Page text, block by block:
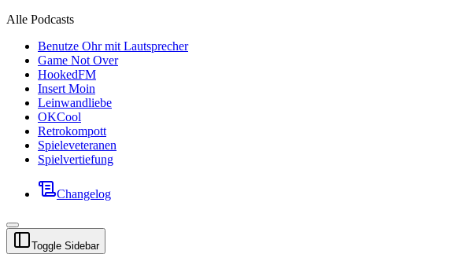
Alle Podcasts
Benutze Ohr mit Lautsprecher
Game Not Over
HookedFM
Insert Moin
Leinwandliebe
OKCool
Retrokompott
Spieleveteranen
Spielvertiefung
Changelog
Toggle Sidebar